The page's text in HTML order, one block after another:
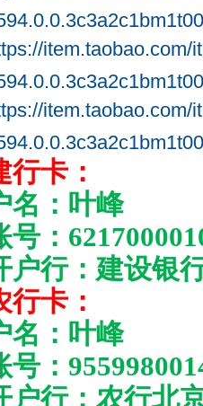
item.taobao.com/
item.taobao.com/
行卡：
名：叶峰
号：
户行：建设银
行卡：
名：叶峰
号：
户行：农行北